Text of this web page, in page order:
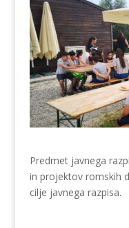
Predmet javnega
in projektov romskih
cilje javnega razpisa.